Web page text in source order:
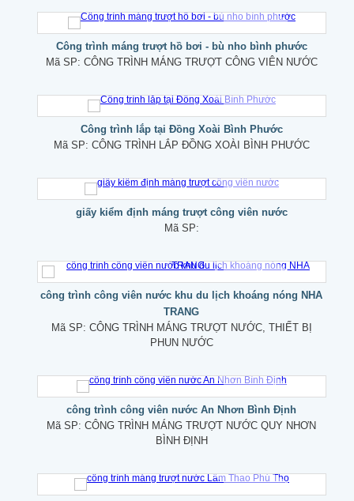
Công trình máng trượt hồ bơi - bù nho bình phước
Mã SP: CÔNG TRÌNH MÁNG TRƯỢT CÔNG VIÊN NƯỚC
Công trình lắp tại Đồng Xoài Bình Phước
Mã SP: CÔNG TRÌNH LẮP ĐỒNG XOÀI BÌNH PHƯỚC
giấy kiểm định máng trượt công viên nước
Mã SP:
công trình công viên nước khu du lịch khoáng nóng NHA
TRANG
Mã SP: CÔNG TRÌNH MÁNG TRƯỢT NƯỚC, THIẾT BỊ
PHUN NƯỚC
công trình công viên nước An Nhơn Bình Định
Mã SP:CÔNG TRÌNH MÁNG TRƯỢT NƯỚC QUY NHƠN
BÌNH ĐỊNH